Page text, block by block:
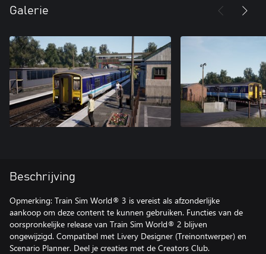
Galerie
Beschrijving
Opmerking: Train Sim World® 3 is vereist als afzonderlijke
aankoop om deze content te kunnen gebruiken. Functies van de
oorspronkelijke release van Train Sim World® 2 blijven
ongewijzigd. Compatibel met Livery Designer (Treinontwerper) en
Scenario Planner. Deel je creaties met de Creators Club.